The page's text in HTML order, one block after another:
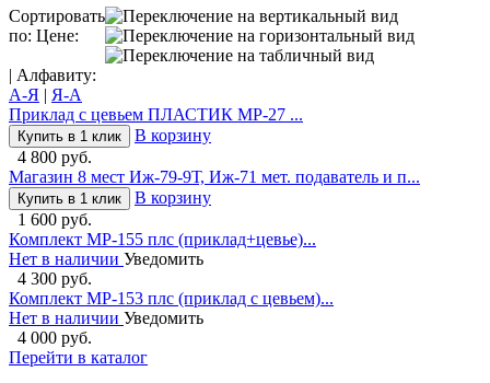
Сортировать
по: Цене:
| Алфавиту:
А-Я
Я-А
Приклад с цевьем ПЛАСТИК МР-27 ...
Купить в 1 клик
В корзину
4 800 руб.
Магазин 8 мест Иж-79-9Т, Иж-71 мет. подаватель и п...
Купить в 1 клик
В корзину
1 600 руб.
Комплект МР-155 плс (приклад+цевье)...
Нет в наличии Уведомить
4 300 руб.
Комплект МР-153 плс (приклад с цевьем)...
Нет в наличии Уведомить
4 000 руб.
Перейти в каталог